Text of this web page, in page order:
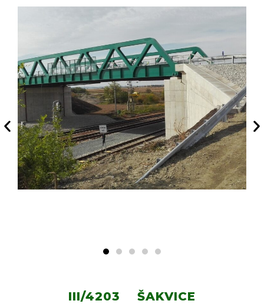
III/4203 ŠAKVICE